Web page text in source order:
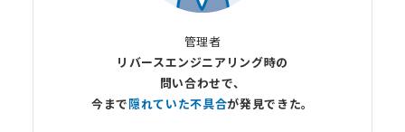
管理者
リバースエンジニアリング時の
問い合わせで、
今まで隠れていた不具合が発見できた。